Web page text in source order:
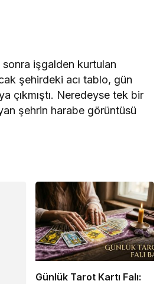
sonra işgalden kurtulan
şehirdeki acı tablo, gün
çıkmıştı. Neredeyse tek bir
şehrin harabe görüntüsü
Günlük Tarot Kartı Falı: